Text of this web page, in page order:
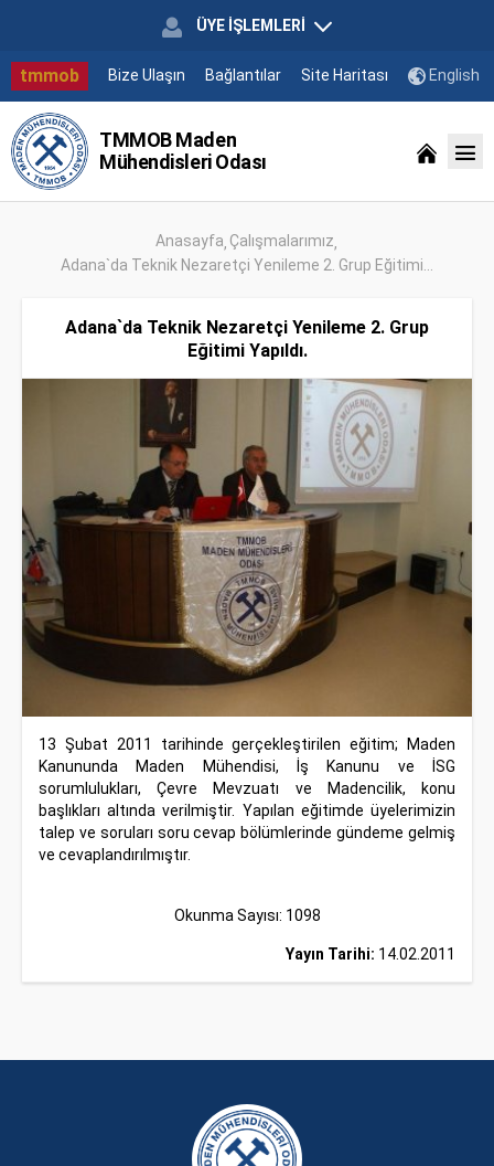
ÜYE İŞLEMLERİ
tmmob Bize Ulaşın Bağlantılar Site Haritası English
TMMOB Maden
Mühendisleri Odası
Anasayfa Çalışmalarımız
Adana`da Teknik Nezaretçi Yenileme 2. Grup Eğitimi...
Adana`da Teknik Nezaretçi Yenileme 2. Grup
Eğitimi Yapıldı.
13 Şubat 2011 tarihinde gerçekleştirilen eğitim; Maden
Kanununda Maden Mühendisi, İş Kanunu ve İSG
sorumlulukları, Çevre Mevzuatı ve Madencilik, konu
başlıkları altında verilmiştir. Yapılan eğitimde üyelerimizin
talep ve soruları soru cevap bölümlerinde gündeme gelmiş
ve cevaplandırılmıştır.
Okunma Sayısı: 1098
Yayın Tarihi: 14.02.2011